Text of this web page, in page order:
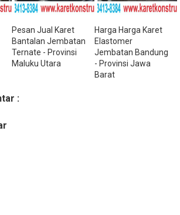
Pesan Jual Karet
Bantalan Jembatan
Ternate - Provinsi
Maluku Utara
Harga Harga Karet
Elastomer
Jembatan Bandung
- Provinsi Jawa
Barat
: